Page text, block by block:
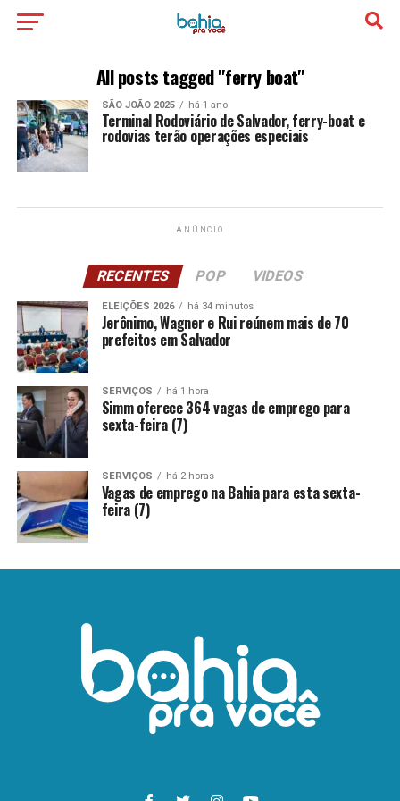
All posts tagged "ferry boat"
SÃO JOÃO 2025 há 1 ano
Terminal Rodoviário de Salvador, ferry-boat e
rodovias terão operações especiais
ANÚNCIO
RECENTES POP VIDEOS
ELEIÇÕES 2026 há 34 minutos
Jerônimo, Wagner e Rui reúnem mais de 70
prefeitos em Salvador
SERVIÇOS há 1 hora
Simm oferece 364 vagas de emprego para
sexta-feira (7)
SERVIÇOS há 2 horas
Vagas de emprego na Bahia para esta sexta-
feira (7)